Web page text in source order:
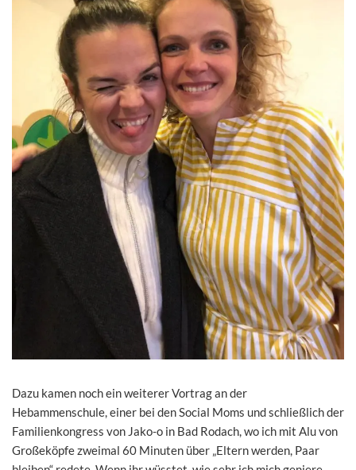
Dazu kamen noch ein weiterer Vortrag an der
Hebammenschule, einer bei den Social Moms und schließlich der
Familienkongress von Jako-o in Bad Rodach, wo ich mit Alu von
Großeköpfe zweimal 60 Minuten über „Eltern werden, Paar